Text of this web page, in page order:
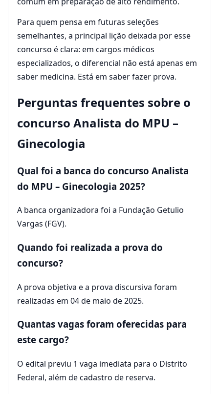
Para quem pensa em futuras seleções
semelhantes, a principal lição deixada por esse
concurso é clara: em cargos médicos
especializados, o diferencial não está apenas em
saber medicina. Está em saber fazer prova.
Perguntas frequentes sobre o
concurso Analista do MPU –
Ginecologia
Qual foi a banca do concurso Analista
do MPU – Ginecologia 2025?
A banca organizadora foi a Fundação Getulio
Vargas (FGV).
Quando foi realizada a prova do
concurso?
A prova objetiva e a prova discursiva foram
realizadas em 04 de maio de 2025.
Quantas vagas foram oferecidas para
este cargo?
O edital previu 1 vaga imediata para o Distrito
Federal, além de cadastro de reserva.